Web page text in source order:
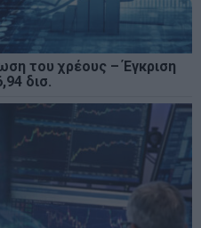
του χρέους – Έγκριση
δισ.